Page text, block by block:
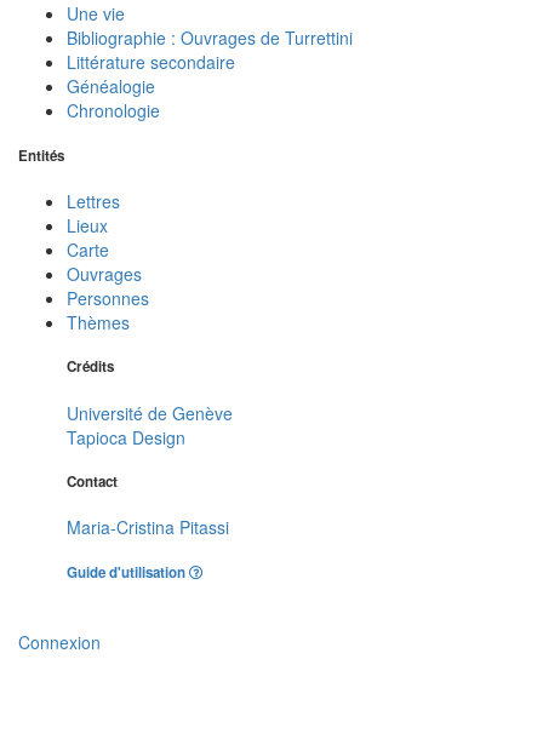
Une vie
Bibliographie : Ouvrages de Turrettini
Littérature secondaire
Généalogie
Chronologie
Entités
Lettres
Lieux
Carte
Ouvrages
Personnes
Thèmes
Crédits
Université de Genève
Tapioca Design
Contact
Maria-Cristina Pitassi
Guide d'utilisation
Connexion